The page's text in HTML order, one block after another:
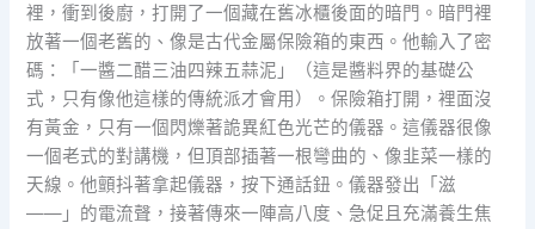
裡，衝到後廚，打開了一個藏在舊冰櫃後面的暗門。暗門裡
放著一個老舊的、像是古代金屬保險箱的東西。他輸入了密
碼：「一醬二醋三油四辣五蒜泥」（這是醬料界的基礎公
式，只有像他這樣的傳統派才會用）。保險箱打開，裡面沒
有黃金，只有一個閃爍著詭異紅色光芒的儀器。這儀器很像
一個老式的對講機，但頂部插著一根彎曲的、像韭菜一樣的
天線。他顫抖著拿起儀器，按下通話鈕。儀器發出「滋
——」的電流聲，接著傳來一陣高八度、急促且充滿養生焦